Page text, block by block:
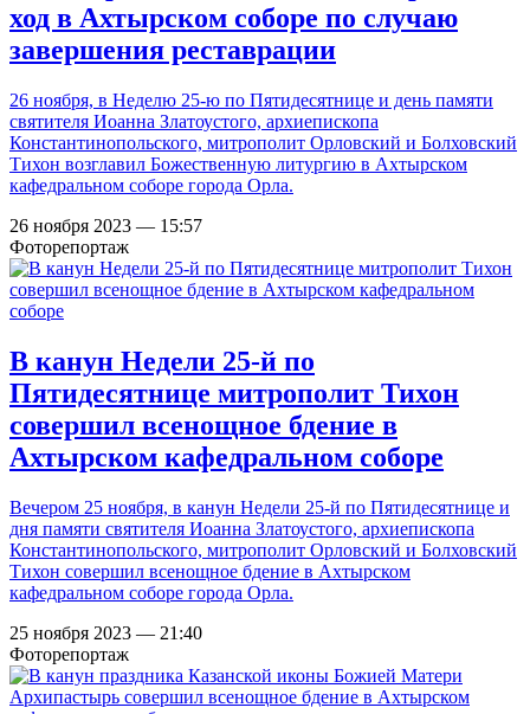
ход в Ахтырском соборе по случаю
завершения реставрации
26 ноября, в Неделю 25-ю по Пятидесятнице и день памяти
святителя Иоанна Златоустого, архиепископа
Константинопольского, митрополит Орловский и Болховский
Тихон возглавил Божественную литургию в Ахтырском
кафедральном соборе города Орла.
26 ноября 2023 — 15:57
Фоторепортаж
В канун Недели 25-й по
Пятидесятнице митрополит Тихон
совершил всенощное бдение в
Ахтырском кафедральном соборе
Вечером 25 ноября, в канун Недели 25-й по Пятидесятнице и
дня памяти святителя Иоанна Златоустого, архиепископа
Константинопольского, митрополит Орловский и Болховский
Тихон совершил всенощное бдение в Ахтырском
кафедральном соборе города Орла.
25 ноября 2023 — 21:40
Фоторепортаж